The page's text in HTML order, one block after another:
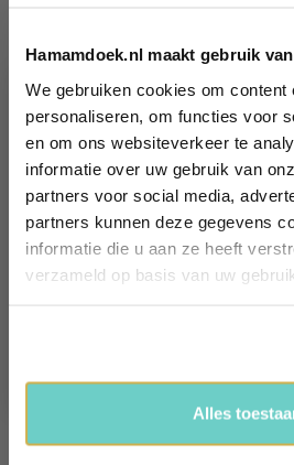
Hamamdoek.nl maakt gebruik
We gebruiken cookies om content
personaliseren, om functies voor
en om ons websiteverkeer te
informatie over uw gebruik van
partners voor social media,
partners kunnen deze gegevens
informatie die u aan ze heeft
verzameld op basis van uw
Alles
Iedere bestelling binnen
KLANTENSERVICE
Wij helpen je graag!
Ma - Vr: 09.00 - 17.00
tel: +31 (0)85 - 4014635
100 DAGEN BEDENKTIJD
Retourneren mag binnen 100
product niet hebben gebruikt
Wil jij 10%
korting
ontvangen?
voordelen, (reis) tips én 10% korting!
Name